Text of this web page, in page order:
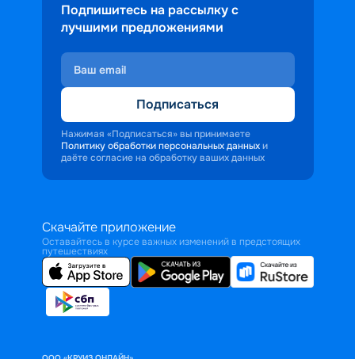
Подпишитесь на рассылку с
лучшими предложениями
Подписаться
Нажимая «Подписаться» вы принимаете
Политику обработки персональных данных и
даёте согласие на обработку ваших данных
Скачайте приложение
Оставайтесь в курсе важных изменений в предстоящих
путешествиях